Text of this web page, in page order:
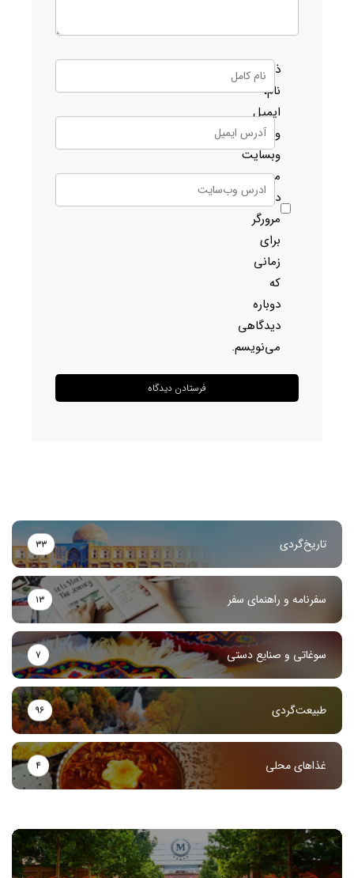
ذخیره
نام،
ایمیل
و
وبسایت
من
در
مرورگر
برای
زمانی
که
دوباره
دیدگاهی
می‌نویسم.
تاریخ‌گردی ۳۳
سفرنامه و راهنمای سفر ۱۳
سوغاتی و صنایع دستی ۷
طبیعت‌گردی ۹۶
غذاهای محلی ۴